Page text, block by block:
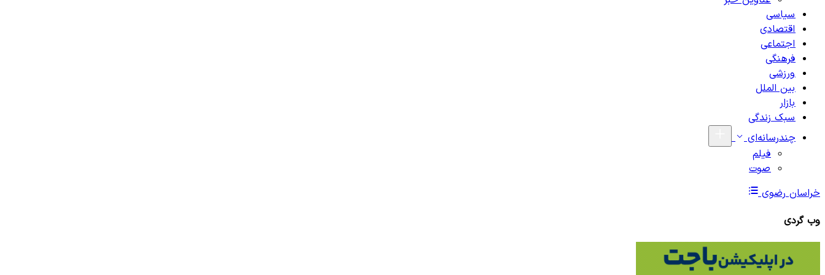
سیاسی
اقتصادی
اجتماعی
فرهنگی
ورزشی
بین الملل
بازار
سبک زندگی
چندرسانه‌ای
فیلم
صوت
خراسان رضوی
وب گردی